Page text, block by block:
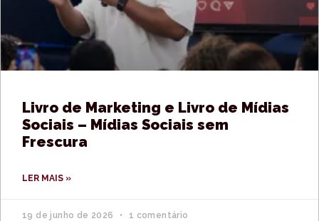
Livro de Marketing e Livro de Mídias
Sociais – Mídias Sociais sem
Frescura
LER MAIS »
19 de junho de 2026 1 comentário